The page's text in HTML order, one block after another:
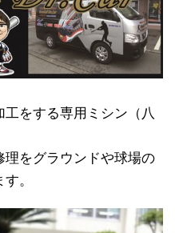
をする専用ミシン（八
理をグラウンドや球場の
。